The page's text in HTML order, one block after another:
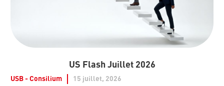
US Flash Juillet 2026
USB - Consilium
15 juillet, 2026